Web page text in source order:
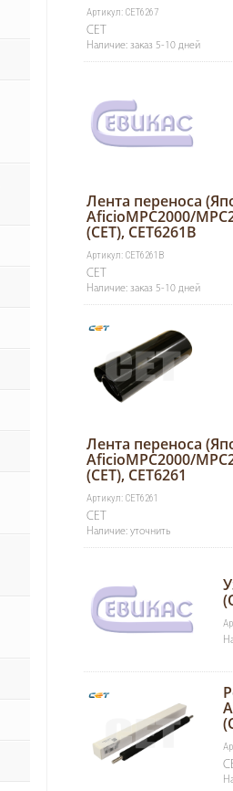
Артикул: CET6267
CET
Наличие: заказ 5-10 дней
Лента переноса
AficioMPC2000/
(CET), CET6261B
Артикул: CET6261B
CET
Наличие: заказ 5-10 дней
Лента переноса
AficioMPC2000/
(CET), CET6261
Артикул: CET6261
CET
Наличие: уточнить